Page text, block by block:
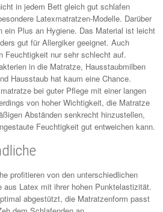
in jedem Bett gleich gut schlafen
Latexmatratzen-Modelle. Darüber
ein Plus an Hygiene. Das Material ist leicht
gut für Allergiker geeignet. Auch
Feuchtigkeit nur sehr schlecht auf.
in die Matratze, Hausstaubmilben
Hausstaub hat kaum eine Chance.
bei guter Pflege mit einer langen
von hoher Wichtigkeit, die Matratze
Abständen senkrecht hinzustellen,
Feuchtigkeit gut entweichen kann.
profitieren von den unterschiedlichen
aus Latex mit ihrer hohen Punktelastizität.
abgestützt, die Matratzenform passt